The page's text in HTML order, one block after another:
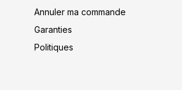
Annuler ma commande
Garanties
Politiques